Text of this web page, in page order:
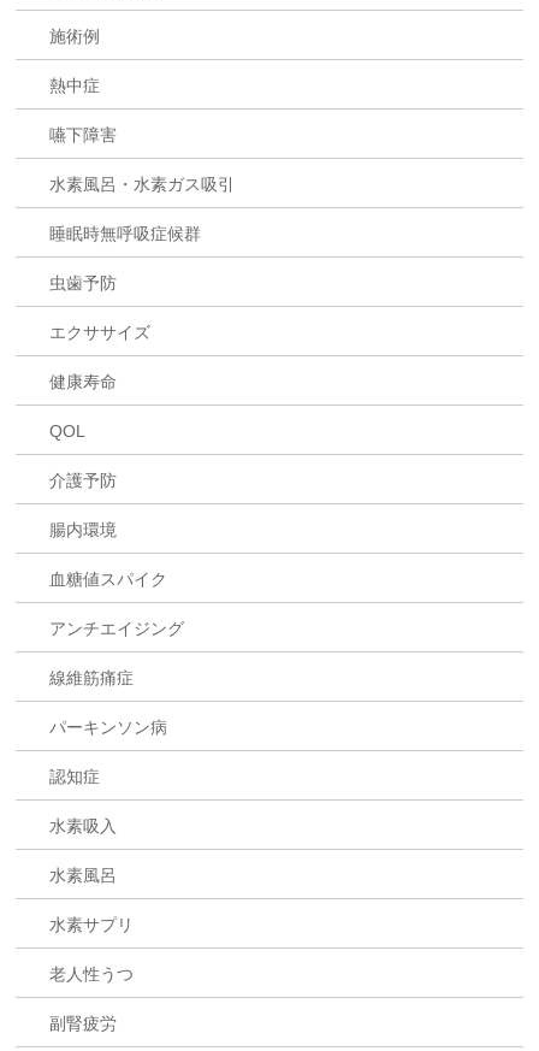
施術例
熱中症
嚥下障害
水素風呂・水素ガス吸引
睡眠時無呼吸症候群
虫歯予防
エクササイズ
健康寿命
QOL
介護予防
腸内環境
血糖値スパイク
アンチエイジング
線維筋痛症
パーキンソン病
認知症
水素吸入
水素風呂
水素サプリ
老人性うつ
副腎疲労